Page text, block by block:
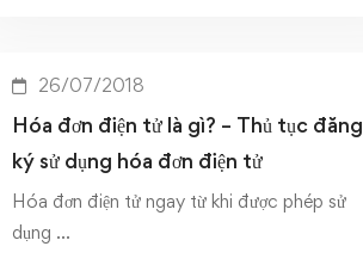
26/07/2018
Hóa đơn điện tử là gì? – Thủ tục đăng
ký sử dụng hóa đơn điện tử
Hóa đơn điện tử ngay từ khi được phép sử
dụng …